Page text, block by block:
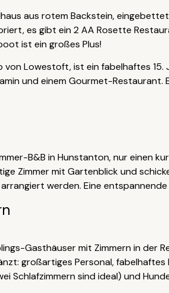
aus rotem Backstein,
es gibt ein 2 AA Rosette
ist ein großes Plus!
Lowestoft, ist ein fabelhaftes
und einem Gourmet-
B&B in Hunstanton, nur einen
Zimmer mit Gartenblick und
werden. Eine
Gasthäuser mit Zimmern in der
großartiges Personal,
Schlafzimmern sind ideal) und